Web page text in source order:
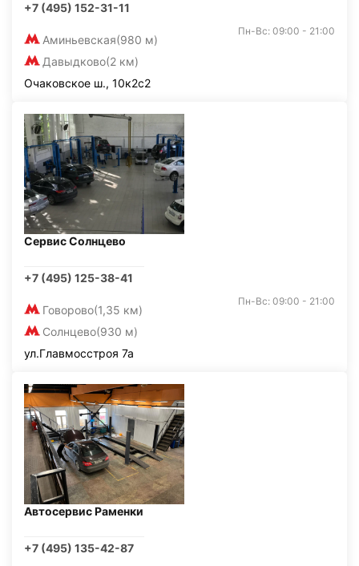
+7 (495) 152-31-11
Аминьевская(980 м)
Давыдково(2 км)
Пн-Вс: 09:00 - 21:00
Очаковское ш., 10к2с2
Сервис Солнцево
+7 (495) 125-38-41
Говорово(1,35 км)
Солнцево(930 м)
Пн-Вс: 09:00 - 21:00
ул.Главмосстроя 7а
Автосервис Раменки
+7 (495) 135-42-87